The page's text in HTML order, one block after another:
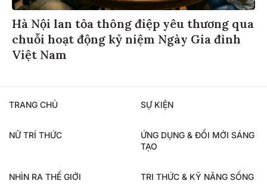
Hà Nội lan tỏa thông điệp yêu thương qua
chuỗi hoạt động kỷ niệm Ngày Gia đình
Việt Nam
TRANG CHỦ SỰ KIỆN
NỮ TRÍ THỨC
ỨNG DỤNG & ĐỔI MỚI SÁNG
TẠO
NHÌN RA THẾ GIỚI TRI THỨC & KỸ NĂNG SỐNG